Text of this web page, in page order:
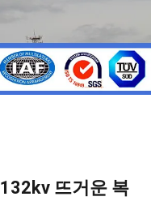
뜨거운 복